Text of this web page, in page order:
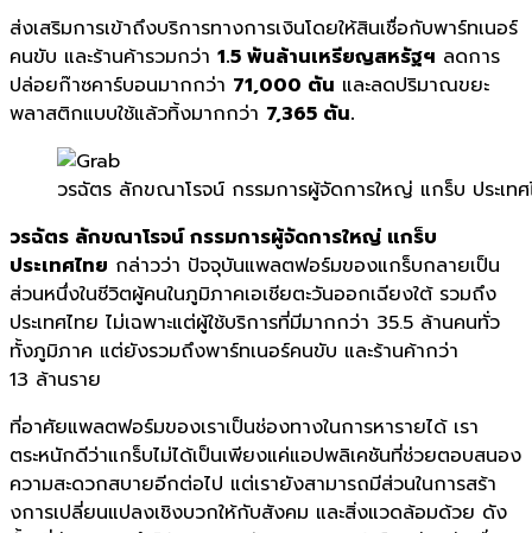
ส่งเสริมการเข้าถึงบริการทางการเงินโดยให้สินเชื่อกับพาร์ทเนอร์
คนขับ และร้านค้ารวมกว่า 1.5 พันล้านเหรียญสหรัฐฯ ลดการ
ปล่อยก๊าซคาร์บอนมากกว่า 71,000 ตัน และลดปริมาณขยะ
พลาสติกแบบใช้แล้วทิ้งมากกว่า 7,365 ตัน.
วรฉัตร ลักขณาโรจน์ กรรมการผู้จัดการใหญ่ แกร็บ ประเท
วรฉัตร ลักขณาโรจน์ กรรมการผู้จัดการใหญ่ แกร็บ
ประเทศไทย กล่าวว่า ปัจจุบันแพลตฟอร์มของแกร็บกลายเป็น
ส่วนหนึ่งในชีวิตผู้คนในภูมิภาคเอเชียตะวันออกเฉียงใต้ รวมถึง
ประเทศไทย ไม่เฉพาะแต่ผู้ใช้บริการที่มีมากกว่า 35.5 ล้านคนทั่ว
ทั้งภูมิภาค แต่ยังรวมถึงพาร์ทเนอร์คนขับ และร้านค้ากว่า
13 ล้านราย
ที่อาศัยแพลตฟอร์มของเราเป็นช่องทางในการหารายได้ เรา
ตระหนักดีว่าแกร็บไม่ได้เป็นเพียงแค่แอปพลิเคชันที่ช่วยตอบสนอง
ความสะดวกสบายอีกต่อไป แต่เรายังสามารถมีส่วนในการสร้า
งการเปลี่ยนแปลงเชิงบวกให้กับสังคม และสิ่งแวดล้อมด้วย ดัง